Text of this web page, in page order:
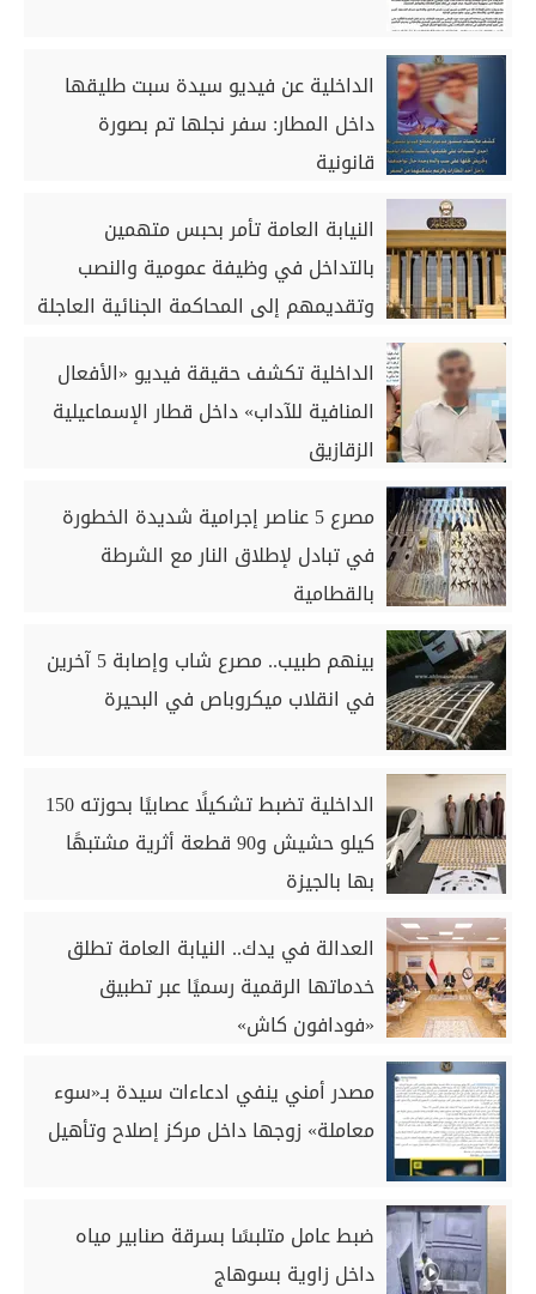
الداخلية عن فيديو سيدة سبت طليقها
داخل المطار: سفر نجلها تم بصورة
قانونية
النيابة العامة تأمر بحبس متهمين
بالتداخل في وظيفة عمومية والنصب
وتقديمهم إلى المحاكمة الجنائية العاجلة
الداخلية تكشف حقيقة فيديو «الأفعال
المنافية للآداب» داخل قطار الإسماعيلية
الزقازيق
مصرع 5 عناصر إجرامية شديدة الخطورة
في تبادل لإطلاق النار مع الشرطة
بالقطامية
بينهم طبيب.. مصرع شاب وإصابة 5 آخرين
في انقلاب ميكروباص في البحيرة
الداخلية تضبط تشكيلًا عصابيًا بحوزته 150
كيلو حشيش و90 قطعة أثرية مشتبهًا
بها بالجيزة
العدالة في يدك.. النيابة العامة تطلق
خدماتها الرقمية رسميًا عبر تطبيق
«فودافون كاش»
مصدر أمني ينفي ادعاءات سيدة بـ«سوء
معاملة» زوجها داخل مركز إصلاح وتأهيل
ضبط عامل متلبسًا بسرقة صنابير مياه
داخل زاوية بسوهاج